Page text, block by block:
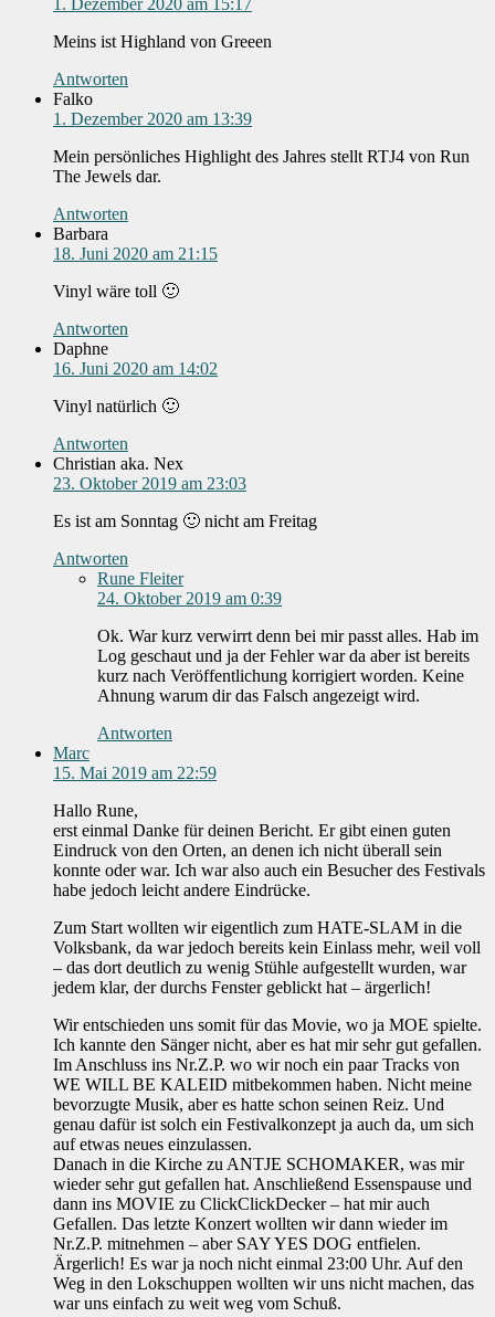
1. Dezember 2020 am 15:17
Meins ist Highland von Greeen
Antworten
Falko
1. Dezember 2020 am 13:39
Mein persönliches Highlight des Jahres stellt RTJ4 von Run
The Jewels dar.
Antworten
Barbara
18. Juni 2020 am 21:15
Vinyl wäre toll 🙂
Antworten
Daphne
16. Juni 2020 am 14:02
Vinyl natürlich 🙂
Antworten
Christian aka. Nex
23. Oktober 2019 am 23:03
Es ist am Sonntag 🙂 nicht am Freitag
Antworten
Rune Fleiter
24. Oktober 2019 am 0:39
Ok. War kurz verwirrt denn bei mir passt alles. Hab im
Log geschaut und ja der Fehler war da aber ist bereits
kurz nach Veröffentlichung korrigiert worden. Keine
Ahnung warum dir das Falsch angezeigt wird.
Antworten
Marc
15. Mai 2019 am 22:59
Hallo Rune,
erst einmal Danke für deinen Bericht. Er gibt einen guten
Eindruck von den Orten, an denen ich nicht überall sein
konnte oder war. Ich war also auch ein Besucher des Festivals
habe jedoch leicht andere Eindrücke.
Zum Start wollten wir eigentlich zum HATE-SLAM in die
Volksbank, da war jedoch bereits kein Einlass mehr, weil voll
– das dort deutlich zu wenig Stühle aufgestellt wurden, war
jedem klar, der durchs Fenster geblickt hat – ärgerlich!
Wir entschieden uns somit für das Movie, wo ja MOE spielte.
Ich kannte den Sänger nicht, aber es hat mir sehr gut gefallen.
Im Anschluss ins Nr.Z.P. wo wir noch ein paar Tracks von
WE WILL BE KALEID mitbekommen haben. Nicht meine
bevorzugte Musik, aber es hatte schon seinen Reiz. Und
genau dafür ist solch ein Festivalkonzept ja auch da, um sich
auf etwas neues einzulassen.
Danach in die Kirche zu ANTJE SCHOMAKER, was mir
wieder sehr gut gefallen hat. Anschließend Essenspause und
dann ins MOVIE zu ClickClickDecker – hat mir auch
Gefallen. Das letzte Konzert wollten wir dann wieder im
Nr.Z.P. mitnehmen – aber SAY YES DOG entfielen.
Ärgerlich! Es war ja noch nicht einmal 23:00 Uhr. Auf den
Weg in den Lokschuppen wollten wir uns nicht machen, das
war uns einfach zu weit weg vom Schuß.